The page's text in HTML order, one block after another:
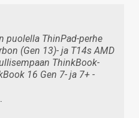
puolella ThinPad-perhe
(Gen 13)- ja T14s AMD
ThinkBook-
16 Gen 7- ja 7+ -